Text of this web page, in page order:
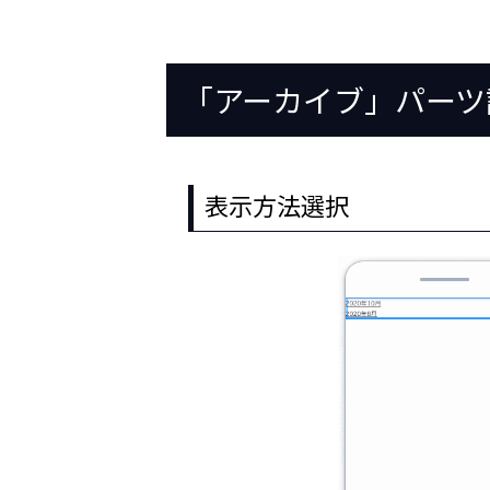
「アーカイブ」パー
表示方法選択